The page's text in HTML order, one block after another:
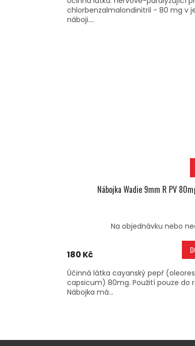
chlorbenzalmalondinitril - 80 mg v
náboji....
Nábojka Wadie 9mm R PV
Na objednávku nebo
180 Kč
Účinná látka cayanský pepř
capsicum) 80mg. Použití pouze do
Nábojka má...